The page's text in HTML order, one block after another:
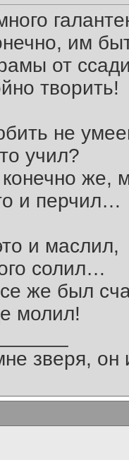
им
от
творить!
не
учил?
же,
и перчил…
и маслил,
солил…
же был
молил!
зверя, он